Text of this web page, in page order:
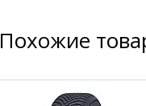
Похожие